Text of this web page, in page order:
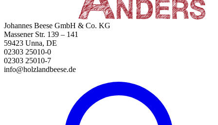
Johannes Beese GmbH & Co. KG
Massener Str. 139 – 141
59423 Unna, DE
02303 25010-0
02303 25010-7
info@holzlandbeese.de